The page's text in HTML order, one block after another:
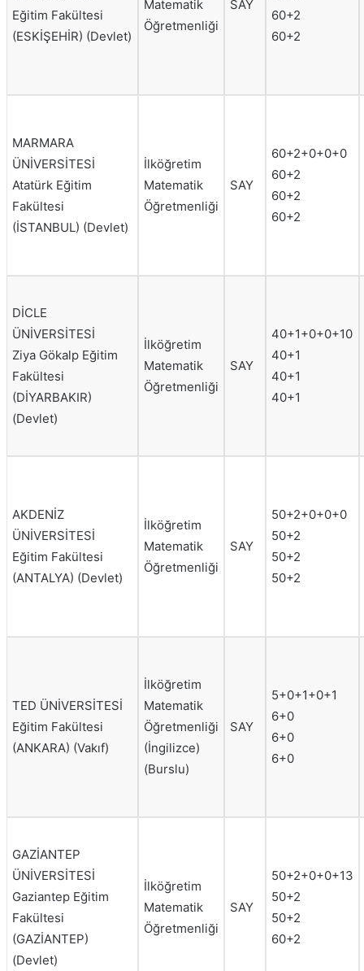
Eğitim Fakültesi
(ESKİŞEHİR) (Devlet)
Matematik
Öğretmenliği
SAY
60+2
60+2
MARMARA
ÜNİVERSİTESİ
Atatürk Eğitim
Fakültesi
(İSTANBUL) (Devlet)
İlköğretim
Matematik
Öğretmenliği
SAY
60+2+0+0+0
60+2
60+2
60+2
DİCLE
ÜNİVERSİTESİ
Ziya Gökalp Eğitim
Fakültesi
(DİYARBAKIR)
(Devlet)
İlköğretim
Matematik
Öğretmenliği
SAY
40+1+0+0+10
40+1
40+1
40+1
AKDENİZ
ÜNİVERSİTESİ
Eğitim Fakültesi
(ANTALYA) (Devlet)
İlköğretim
Matematik
Öğretmenliği
SAY
50+2+0+0+0
50+2
50+2
50+2
TED ÜNİVERSİTESİ
Eğitim Fakültesi
(ANKARA) (Vakıf)
İlköğretim
Matematik
Öğretmenliği
(İngilizce)
(Burslu)
SAY
5+0+1+0+1
6+0
6+0
6+0
GAZİANTEP
ÜNİVERSİTESİ
Gaziantep Eğitim
Fakültesi
(GAZİANTEP)
(Devlet)
İlköğretim
Matematik
Öğretmenliği
SAY
50+2+0+0+13
50+2
50+2
60+2